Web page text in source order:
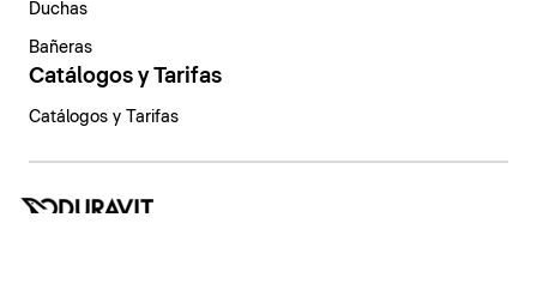
Duchas
Bañeras
Catálogos y Tarifas
Catálogos y Tarifas